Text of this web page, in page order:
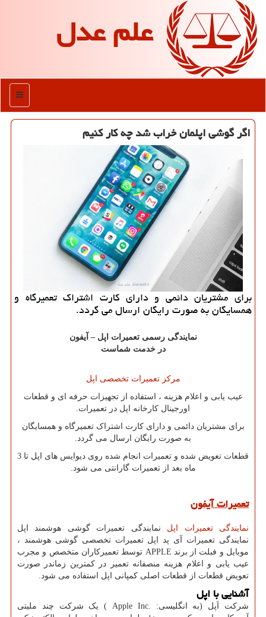
علم عدل
منو
اگر گوشی اپلمان خراب شد چه كار كنیم
برای مشتریان دائمی و دارای كارت اشتراك تعمیرگاه و
همسایگان به صورت رایگان ارسال می گردد.
نمایندگی رسمی تعمیرات اپل – آیفون
در خدمت شماست
مرکز تعمیرات تخصصی اپل
عیب یابی و اعلام هزینه ، استفاده از تجهیزات حرفه ای و قطعات
اورجینال کارخانه اپل در تعمیرات.
برای مشتریان دائمی و دارای کارت اشتراک تعمیرگاه و همسایگان
به صورت رایگان ارسال می گردد.
قطعات تعویض شده و تعمیرات انجام شده روی دیوایس های اپل تا 3
ماه بعد از تعمیرات گارانتی می شود.
تعمیرات آیفون
نمایندگی تعمیرات اپل نمایندگی تعمیرات گوشی هوشمند اپل
نمایندگی تعمیرات آی پد اپل تعمیرات تخصصی گوشی هوشمند ،
موبایل و فبلت از برند APPLE توسط تعمیرکاران متخصص و مجرب
عیب یابی و اعلام هزینه منصفانه تعمیر در کمترین زماندر صورت
تعویض قطعات از قطعات اصلی کمپانی اپل استفاده می شود.
آشنایی با اپل
شرکت اَپل (به انگلیسی: .Apple Inc
) یک شرکت چند ملیتی